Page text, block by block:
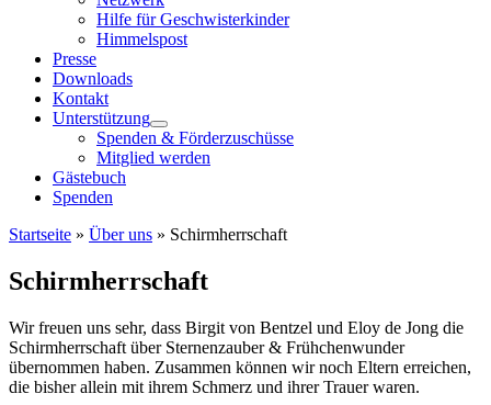
Hilfe für Geschwisterkinder
Himmelspost
Presse
Downloads
Kontakt
Unterstützung
Spenden & Förderzuschüsse
Mitglied werden
Gästebuch
Spenden
Startseite » Über uns » Schirmherrschaft
Schirmherrschaft
Wir freuen uns sehr, dass Birgit von Bentzel und Eloy de Jong die
Schirmherrschaft über Sternenzauber & Frühchenwunder
übernommen haben. Zusammen können wir noch Eltern erreichen,
die bisher allein mit ihrem Schmerz und ihrer Trauer waren.